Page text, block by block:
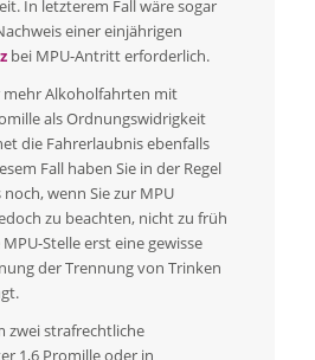
In letzterem Fall wäre sogar
einer einjährigen
bei MPU-Antritt erforderlich.
mehr Alkoholfahrten mit
als Ordnungswidrigkeit
die Fahrerlaubnis ebenfalls
Fall haben Sie in der Regel
wenn Sie zur MPU
zu beachten, nicht zu früh
Stelle erst eine gewisse
der Trennung von Trinken
zwei strafrechtliche
1,6 Promille oder in